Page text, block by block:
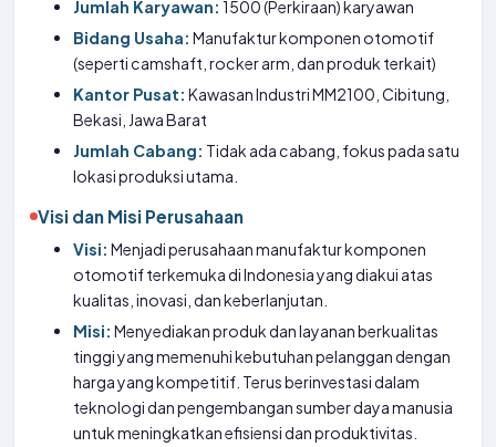
Jumlah Karyawan: 1500 (Perkiraan) karyawan
Bidang Usaha: Manufaktur komponen otomotif
(seperti camshaft, rocker arm, dan produk terkait)
Kantor Pusat: Kawasan Industri MM2100, Cibitung,
Bekasi, Jawa Barat
Jumlah Cabang: Tidak ada cabang, fokus pada satu
lokasi produksi utama.
Visi dan Misi Perusahaan
Visi: Menjadi perusahaan manufaktur komponen
otomotif terkemuka di Indonesia yang diakui atas
kualitas, inovasi, dan keberlanjutan.
Misi: Menyediakan produk dan layanan berkualitas
tinggi yang memenuhi kebutuhan pelanggan dengan
harga yang kompetitif. Terus berinvestasi dalam
teknologi dan pengembangan sumber daya manusia
untuk meningkatkan efisiensi dan produktivitas.